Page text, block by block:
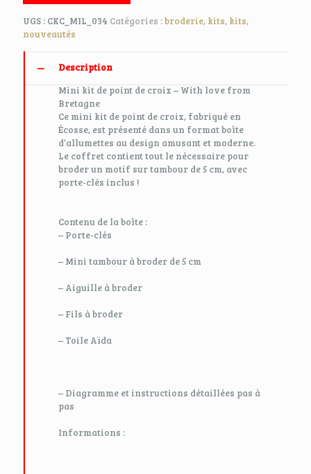
UGS : CKC_MIL_034 Catégories :broderie, kits, kits,
nouveautés
Description
Mini kit de point de croix – With love from
Bretagne
Ce mini kit de point de croix, fabriqué en
Écosse, est présenté dans un format boîte
d’allumettes au design amusant et moderne.
Le coffret contient tout le nécessaire pour
broder un motif sur tambour de 5 cm, avec
porte-clés inclus !
Contenu de la boîte :
– Porte-clés
– Mini tambour à broder de 5 cm
– Aiguille à broder
– Fils à broder
– Toile Aïda
– Diagramme et instructions détaillées pas à
pas
Informations :